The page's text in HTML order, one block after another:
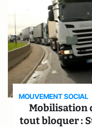
MOUVEMENT SOCIAL
Mobilisation
tout bloquer :